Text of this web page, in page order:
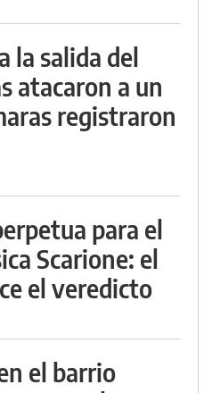
la salida del
atacaron a un
registraron
para el
Scarione: el
el veredicto
el barrio